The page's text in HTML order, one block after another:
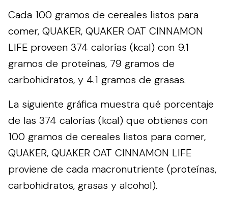
Cada 100 gramos de cereales listos para
comer, QUAKER, QUAKER OAT CINNAMON
LIFE proveen 374 calorías (kcal) con 9.1
gramos de proteínas, 79 gramos de
carbohidratos, y 4.1 gramos de grasas.
La siguiente gráfica muestra qué porcentaje
de las 374 calorías (kcal) que obtienes con
100 gramos de cereales listos para comer,
QUAKER, QUAKER OAT CINNAMON LIFE
proviene de cada macronutriente (proteínas,
carbohidratos, grasas y alcohol).